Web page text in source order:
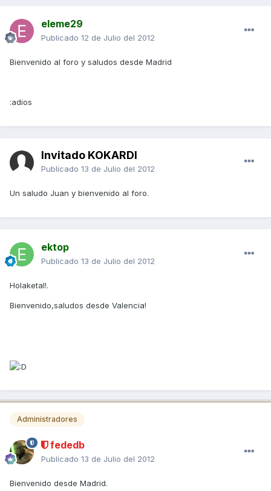
eleme29
Publicado 12 de Julio del 2012
Bienvenido al foro y saludos desde Madrid
:adios
Invitado KOKARDI
Publicado 13 de Julio del 2012
Un saludo Juan y bienvenido al foro.
ektop
Publicado 13 de Julio del 2012
Holaketal!.
Bienvenido,saludos desde Valencia!
Administradores
fededb
Publicado 13 de Julio del 2012
Bienvenido desde Madrid.